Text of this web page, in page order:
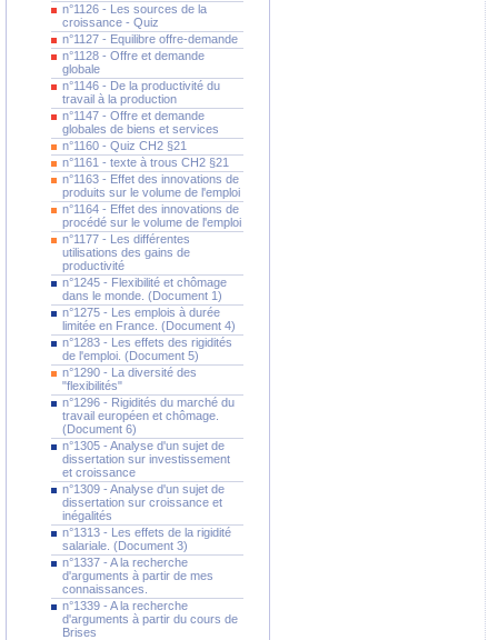
n°1126 - Les sources de la
croissance - Quiz
n°1127 - Equilibre offre-demande
n°1128 - Offre et demande
globale
n°1146 - De la productivité du
travail à la production
n°1147 - Offre et demande
globales de biens et services
n°1160 - Quiz CH2 §21
n°1161 - texte à trous CH2 §21
n°1163 - Effet des innovations de
produits sur le volume de l'emploi
n°1164 - Effet des innovations de
procédé sur le volume de l'emploi
n°1177 - Les différentes
utilisations des gains de
productivité
n°1245 - Flexibilité et chômage
dans le monde. (Document 1)
n°1275 - Les emplois à durée
limitée en France. (Document 4)
n°1283 - Les effets des rigidités
de l'emploi. (Document 5)
n°1290 - La diversité des
"flexibilités"
n°1296 - Rigidités du marché du
travail européen et chômage.
(Document 6)
n°1305 - Analyse d'un sujet de
dissertation sur investissement
et croissance
n°1309 - Analyse d'un sujet de
dissertation sur croissance et
inégalités
n°1313 - Les effets de la rigidité
salariale. (Document 3)
n°1337 - A la recherche
d'arguments à partir de mes
connaissances.
n°1339 - A la recherche
d'arguments à partir du cours de
Brises